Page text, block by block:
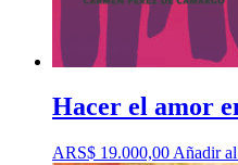
Hacer el amor
ARS$ 19.000,00 Añadir